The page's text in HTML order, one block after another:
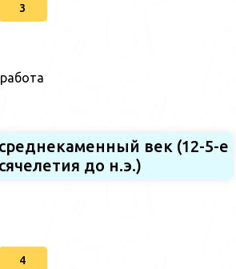
3
век (12-5-е
до н.э.)
4